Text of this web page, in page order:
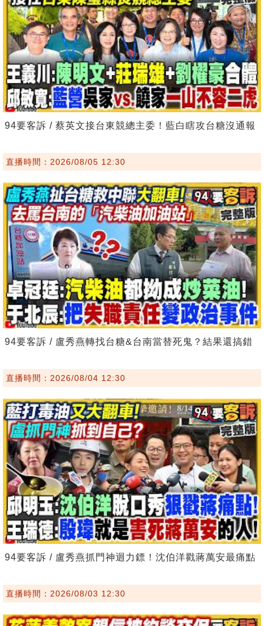
94要客訴 / 蔡英文接台東競總主委！藍白瞎攻台糖沒通報
直播時間：2026/08/05 12:30
94要客訴 / 盧秀燕轉找台糖&台南當替死鬼？結果還搞錯
直播時間：2026/08/04 12:30
94要客訴 / 盧秀燕抓門神迴力鏢！沈伯洋戳蔣萬安最痛點
直播時間：2026/08/03 12:30